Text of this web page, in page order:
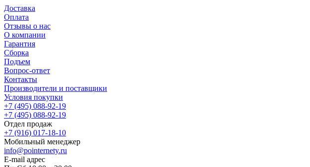
Доставка
Оплата
Отзывы о нас
О компании
Гарантия
Сборка
Подъем
Вопрос-ответ
Контакты
Производители и поставщики
Условия покупки
+7 (495) 088-92-19
+7 (495) 088-92-19
Отдел продаж
+7 (916) 017-18-10
Мобильный менеджер
info@pointernety.ru
E-mail адрес